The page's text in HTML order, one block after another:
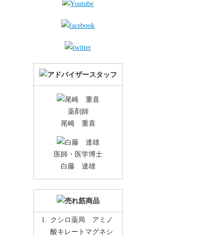
薬剤師
尾崎 重喜
医師・医学博士
白藤 達雄
クシロ薬局 アミノ
酸キレートマグネシ